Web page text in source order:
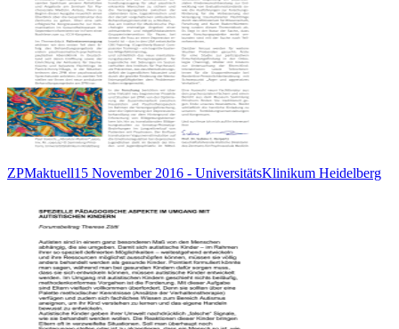
ZPMaktuell15 November 2016 - UniversitätsKlinikum Heidelberg